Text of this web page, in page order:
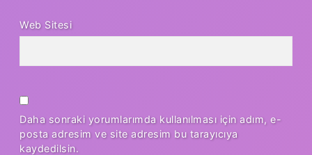
Web Sitesi
Daha sonraki yorumlarımda kullanılması için adım, e-
posta adresim ve site adresim bu tarayıcıya
kaydedilsin.